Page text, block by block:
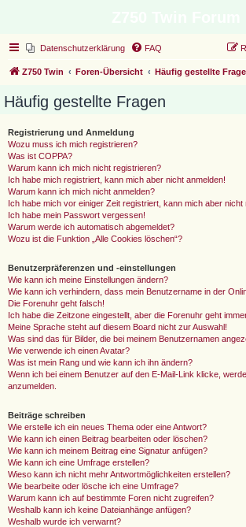
Datenschutzerklärung FAQ
Z750 Twin Foren-Übersicht Häufig gestellte
Häufig gestellte Fragen
Registrierung und Anmeldung
Wozu muss ich mich registrieren?
Was ist COPPA?
Warum kann ich mich nicht registrieren?
Ich habe mich registriert, kann mich aber nicht anmelden!
Warum kann ich mich nicht anmelden?
Ich habe mich vor einiger Zeit registriert, kann mich aber nicht
Ich habe mein Passwort vergessen!
Warum werde ich automatisch abgemeldet?
Wozu ist die Funktion „Alle Cookies löschen“?
Benutzerpräferenzen und -einstellungen
Wie kann ich meine Einstellungen ändern?
Wie kann ich verhindern, dass mein Benutzername in der
Die Forenuhr geht falsch!
Ich habe die Zeitzone eingestellt, aber die Forenuhr geht
Meine Sprache steht auf diesem Board nicht zur Auswahl!
Was sind das für Bilder, die bei meinem Benutzernamen
Wie verwende ich einen Avatar?
Was ist mein Rang und wie kann ich ihn ändern?
Wenn ich bei einem Benutzer auf den E-Mail-Link klicke,
anzumelden.
Beiträge schreiben
Wie erstelle ich ein neues Thema oder eine Antwort?
Wie kann ich einen Beitrag bearbeiten oder löschen?
Wie kann ich meinem Beitrag eine Signatur anfügen?
Wie kann ich eine Umfrage erstellen?
Wieso kann ich nicht mehr Antwortmöglichkeiten erstellen?
Wie bearbeite oder lösche ich eine Umfrage?
Warum kann ich auf bestimmte Foren nicht zugreifen?
Weshalb kann ich keine Dateianhänge anfügen?
Weshalb wurde ich verwarnt?